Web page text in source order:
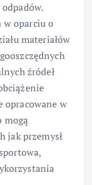
w oparciu o
materiałów
źródeł
opracowane w
mogą
jak przemysł